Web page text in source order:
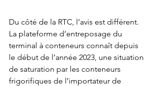
Du côté de la RTC, l’avis est différent.
La plateforme d’entreposage du
terminal à conteneurs connaît depuis
le début de l’année 2023, une situation
de saturation par les conteneurs
frigorifiques de l’importateur de